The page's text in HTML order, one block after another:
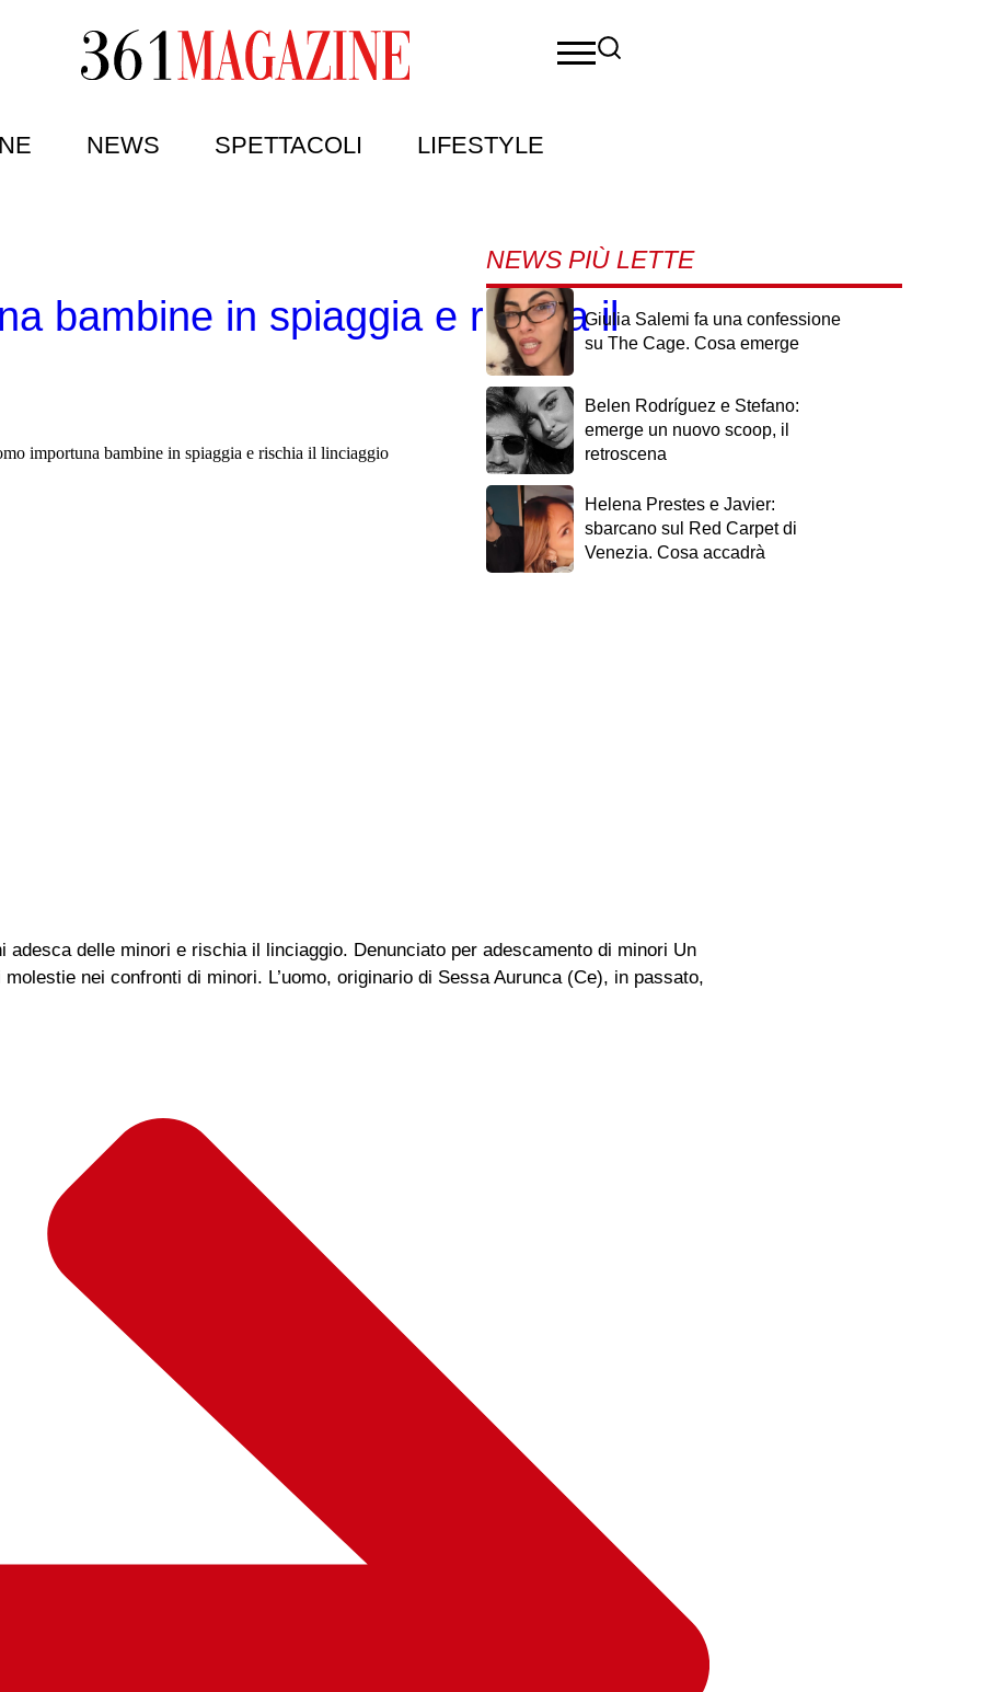
NEWS SPETTACOLI LIFESTYLE
bambine in spiaggia e rischia il
adesca delle minori e rischia il linciaggio. Denunciato per adescamento di minori Un
nei confronti di minori. L’uomo, originario di Sessa Aurunca (Ce), in passato,
NEWS PIÙ LETTE
Giulia Salemi fa una confessione
su The Cage. Cosa emerge
Belen Rodríguez e Stefano:
emerge un nuovo scoop, il
retroscena
Helena Prestes e Javier:
sbarcano sul Red Carpet di
Venezia. Cosa accadrà